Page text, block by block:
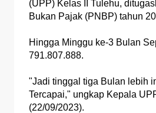
(UPP) Kelas II Tulehu,
Bukan Pajak (PNBP) tahun
Hingga Minggu ke-3 Bulan
791.807.888.
"Jadi tinggal tiga Bulan lebih
Tercapai," ungkap Kepala
(22/09/2023).